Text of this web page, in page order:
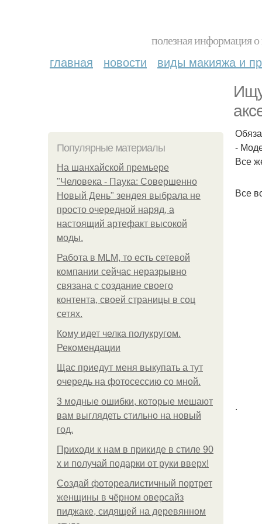
полезная информация
главная новости виды макияжа и
Популярные материалы
На шанхайской премьере
"Человека - Паука: Совершенно
Новый День" зендея выбрала не
просто очередной наряд, а
настоящий артефакт высокой
моды.
Работа в MLM, то есть сетевой
компании сейчас неразрывно
связана с создание своего
контента, своей страницы в соц
сетях.
Кому идет челка полукругом.
Рекомендации
Щас приедут меня выкупать а тут
очередь на фотосессию со мной.
3 модные ошибки, которые мешают
вам выглядеть стильно на новый
год.
Приходи к нам в прикиде в стиле 90
х и получай подарки от руки вверх!
Создай фотореалистичный портрет
женщины в чёрном оверсайз
пиджаке, сидящей на деревянном
-
Все
Все
.